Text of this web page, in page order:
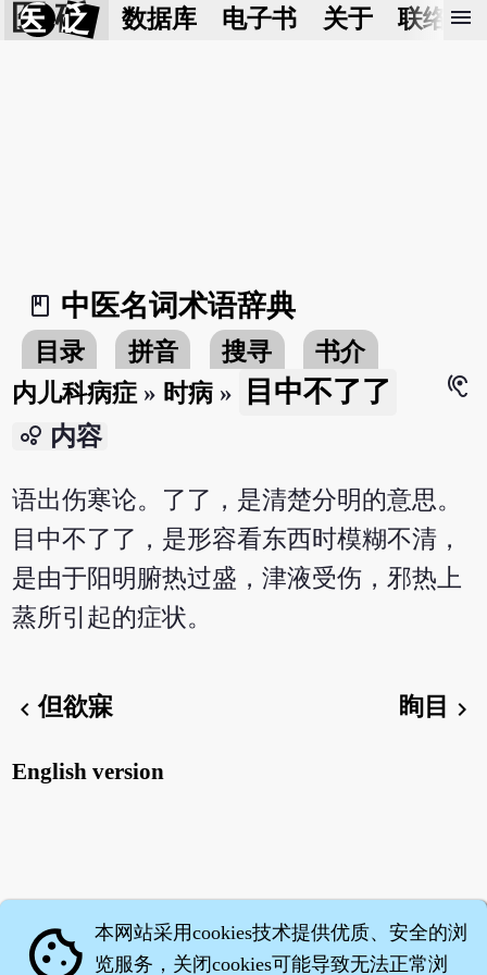
医 砭 数据库 电子书 关于 联络我
menu
book_2
中医名词术语辞典
目录 拼音 搜寻
书介
内儿科病症 » 时病 » 目中不了了
hearing
bubble_chart 内容
语出伤寒论。了了，是清楚分明的意思。
目中不了了，是形容看东西时模糊不清，
是由于阳明腑热过盛，津液受伤，邪热上
蒸所引起的症状。
chevron_left但欲寐 眴目 chevron_right
English version
cookie 本网站采用cookies技术提供优质、安全的浏
览服务，关闭cookies可能导致无法正常浏